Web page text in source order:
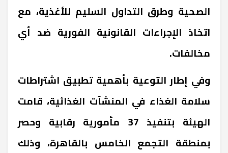
الصحية وطرق التداول السليم للأغذية، مع
اتخاذ الإجراءات القانونية الفورية ضد أي
مخالفات.
وفي إطار التوعية بأهمية تطبيق اشتراطات
سلامة الغذاء في المنشآت الغذائية، قامت
الهيئة بتنفيذ 37 مأمورية رقابية وحصر
بمنطقة التجمع الخامس بالقاهرة، وذلك